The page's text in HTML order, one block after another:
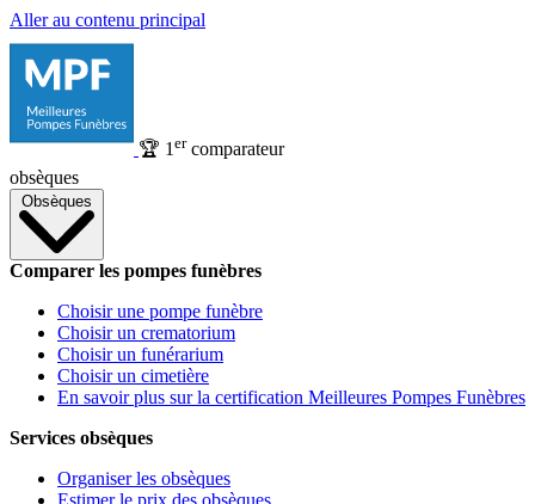
Aller au contenu principal
🏆 1 ercomparateur
obsèques
Obsèques
Comparer les pompes funèbres
Choisir une pompe funèbre
Choisir un crematorium
Choisir un funérarium
Choisir un cimetière
En savoir plus sur la certification Meilleures Pompes Funèbres
Services obsèques
Organiser les obsèques
Estimer le prix des obsèques